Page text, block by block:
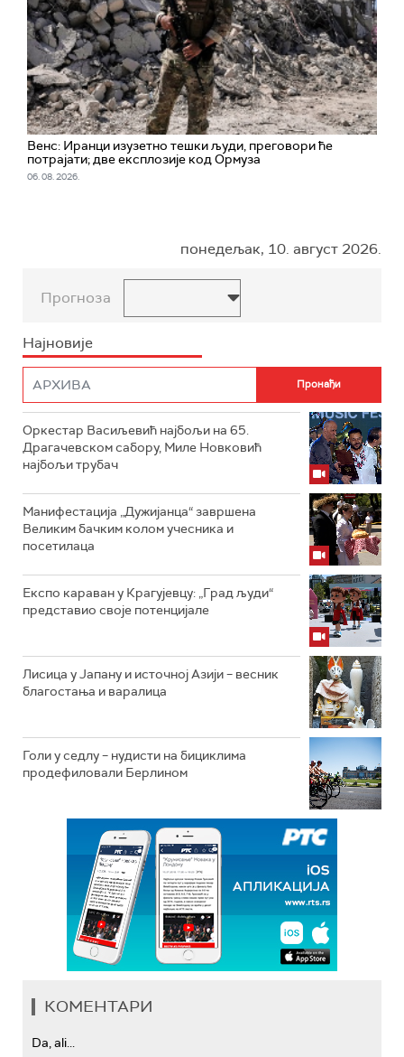
Венс: Иранци изузетно тешки људи, преговори ће
потрајати; две експлозије код Ормуза
06. 08. 2026.
понедељак, 10. август 2026.
Прогноза
Најновије
Оркестар Васиљевић најбољи на 65.
Драгачевском сабору, Миле Новковић
најбољи трубач
Манифестација „Дужијанца“ завршена
Великим бачким колом учесника и
посетилаца
Експо караван у Крагујевцу: „Град људи“
представио своје потенцијале
Лисица у Јапану и источној Азији – весник
благостања и варалица
Голи у седлу – нудисти на бициклима
продефиловали Берлином
КОМЕНТАРИ
Da, ali...